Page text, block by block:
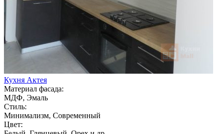
Кухня Актея
Материал фасада:
МДФ, Эмаль
Стиль:
Минимализм, Современный
Цвет: